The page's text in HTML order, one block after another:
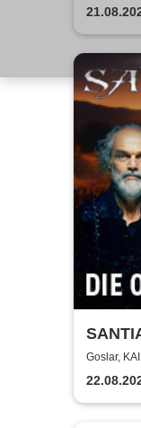
was
2026
Goslar,